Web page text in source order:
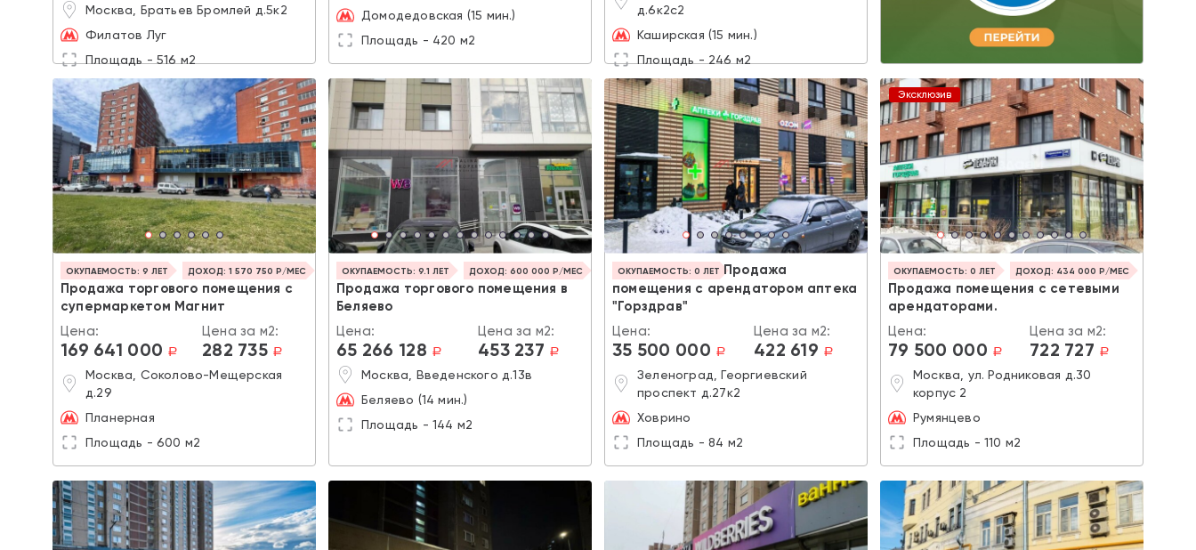
Москва, Братьев Бромлей д.5к2
Филатов Луг
Площадь - 516 м2
Домодедовская (15 мин.)
Площадь - 420 м2
д.6к2с2
Каширская (15 мин.)
Площадь - 246 м2
ОКУПАЕМОСТЬ: 9 ЛЕТ ДОХОД: 1 570 750 Р/МЕС
Продажа торгового помещения с
супермаркетом Магнит
Цена:
169 641 000 a
Цена за м2:
282 735 a
Москва, Соколово-Мещерская
д.29
Планерная
Площадь - 600 м2
ОКУПАЕМОСТЬ: 9.1 ЛЕТ ДОХОД: 600 000 Р/МЕС
Продажа торгового помещения в
Беляево
Цена:
65 266 128 a
Цена за м2:
453 237 a
Москва, Введенского д.13в
Беляево (14 мин.)
Площадь - 144 м2
ОКУПАЕМОСТЬ: 0 ЛЕТ Продажа
помещения с арендатором аптека
"Горздрав"
Цена:
35 500 000 a
Цена за м2:
422 619 a
Зеленоград, Георгиевский
проспект д.27к2
Ховрино
Площадь - 84 м2
Эксклюзив
ОКУПАЕМОСТЬ: 0 ЛЕТ ДОХОД: 434 000 Р/МЕС
Продажа помещения с сетевыми
арендаторами.
Цена:
79 500 000 a
Цена за м2:
722 727 a
Москва, ул. Родниковая д.30
корпус 2
Румянцево
Площадь - 110 м2